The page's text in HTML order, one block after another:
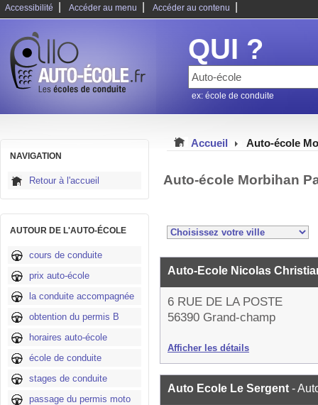
Accessibilité Accéder au menu Accéder au contenu
QUI ?
ex: école de conduite
NAVIGATION
Retour à l'accueil
AUTOUR DE L'AUTO-ÉCOLE
cours de conduite
prix auto-école
la conduite accompagnée
obtention du permis B
horaires auto-école
école de conduite
stages de conduite
passage du permis moto
Accueil Auto-école
Auto-école Morbihan
Auto-Ecole Nicolas
6 RUE DE LA POSTE
56390 Grand-champ
Afficher les détails
Auto Ecole Le Sergent -